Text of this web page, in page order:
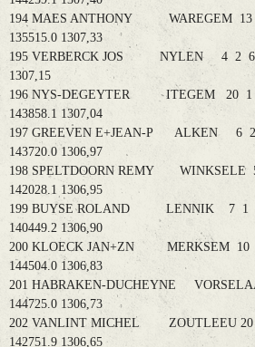
194 MAES ANTHONY WAREGEM
135515.0 1307,33
195 VERBERCK JOS NYLEN 4 2
1307,15
196 NYS-DEGEYTER ITEGEM 20 1
143858.1 1307,04
197 GREEVEN E+JEAN-P ALKEN 6 2
143720.0 1306,97
198 SPELTDOORN REMY WINKSELE
142028.1 1306,95
199 BUYSE ROLAND LENNIK 7 1
140449.2 1306,90
200 KLOECK JAN+ZN MERKSEM 10 4
144504.0 1306,83
201 HABRAKEN-DUCHEYNE
144725.0 1306,73
202 VANLINT MICHEL ZOUTLEEU 20
142751.9 1306,65